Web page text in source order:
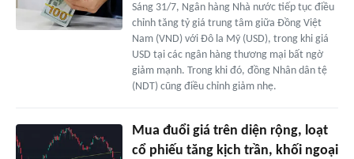
Sáng 31/7, Ngân hàng Nhà nước tiếp tục điều
chỉnh tăng tỷ giá trung tâm giữa Đồng Việt
Nam (VND) với Đô la Mỹ (USD), trong khi giá
USD tại các ngân hàng thương mại bất ngờ
giảm mạnh. Trong khi đó, đồng Nhân dân tệ
(NDT) cũng điều chỉnh giảm nhẹ.
Mua đuổi giá trên diện rộng, loạt
cổ phiếu tăng kịch trần, khối ngoại